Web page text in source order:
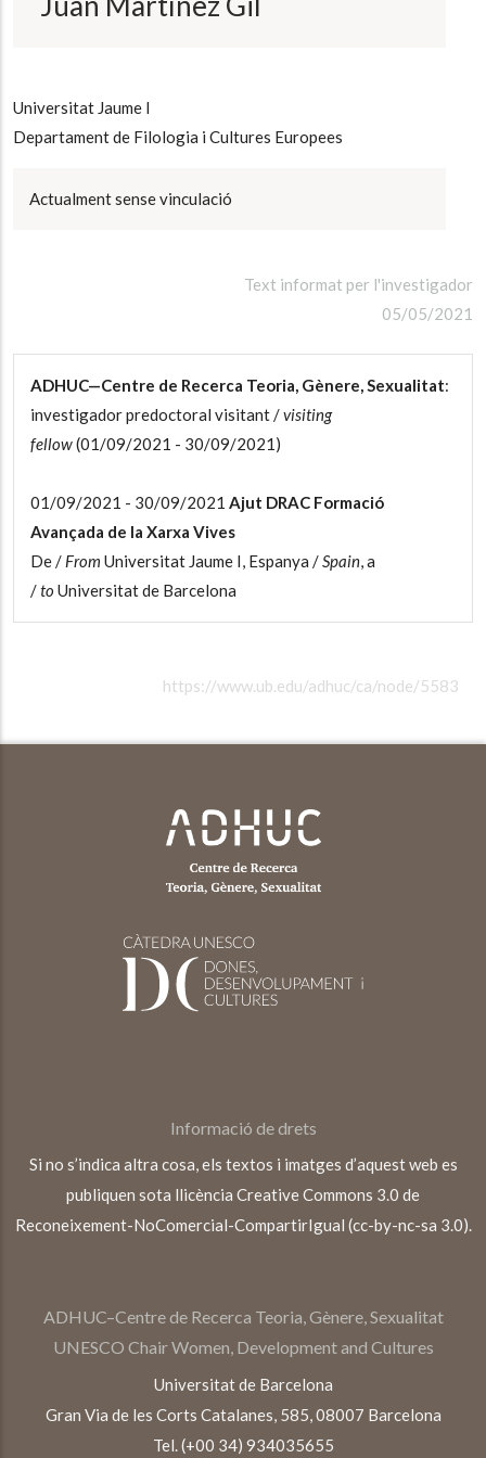
Universitat Jaume I
Departament de Filologia i Cultures Europees
Actualment sense vinculació
Text informat per l'investigador
05/05/2021
ADHUC—Centre de Recerca Teoria, Gènere, Sexualitat:
investigador predoctoral visitant /visiting
fellow(01/09/2021 - 30/09/2021)
01/09/2021 - 30/09/2021 Ajut DRAC Formació
Avançada de la Xarxa Vives
De / From Universitat Jaume I, Espanya / Spain , a
/to Universitat de Barcelona
https://www.ub.edu/adhuc/ca/node/5583
Informació de drets
Si no s’indica altra cosa, els textos i imatges d’aquest web es
publiquen sota llicència Creative Commons 3.0 de
Reconeixement-NoComercial-CompartirIgual (cc-by-nc-sa 3.0).
ADHUC–Centre de Recerca Teoria, Gènere, Sexualitat
UNESCO Chair Women, Development and Cultures
Universitat de Barcelona
Gran Via de les Corts Catalanes, 585, 08007 Barcelona
Tel. (+00 34) 934035655